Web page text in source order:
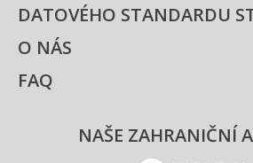
DATOVÉHO STANDARDU
O NÁS
FAQ
NAŠE ZAHRANIČNÍ